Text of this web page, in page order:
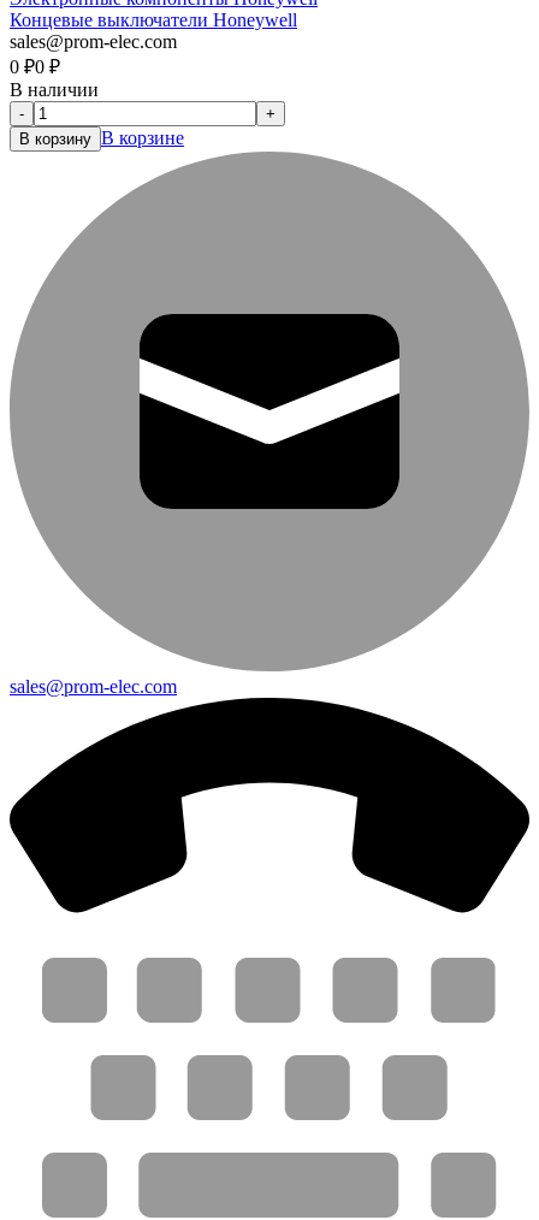
Концевые выключатели Honeywell
sales@prom-elec.com
0 ₽0 ₽
В наличии
-
+
В корзину В корзине
sales@prom-elec.com